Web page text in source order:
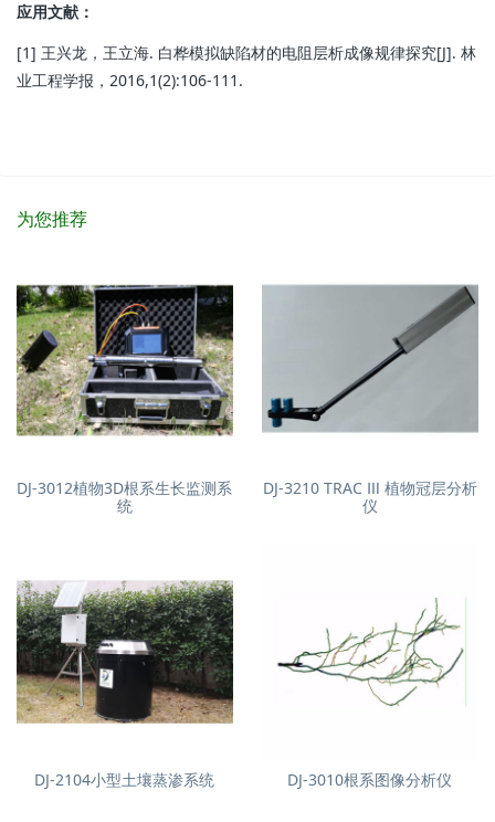
应用文献：
[1] 王兴龙，王立海. 白桦模拟缺陷材的电阻层析成像规律探究[J]. 林
业工程学报，2016,1(2):106-111.
为您推荐
DJ-3012植物3D根系生长监测系
统
DJ-3210 TRAC Ⅲ 植物冠层分析
仪
DJ-2104小型土壤蒸渗系统 DJ-3010根系图像分析仪